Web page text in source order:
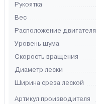
Рукоятка
Вес
Расположение двигателя
Уровень шума
Скорость вращения
Диаметр лески
Ширина среза леской
Артикул производителя